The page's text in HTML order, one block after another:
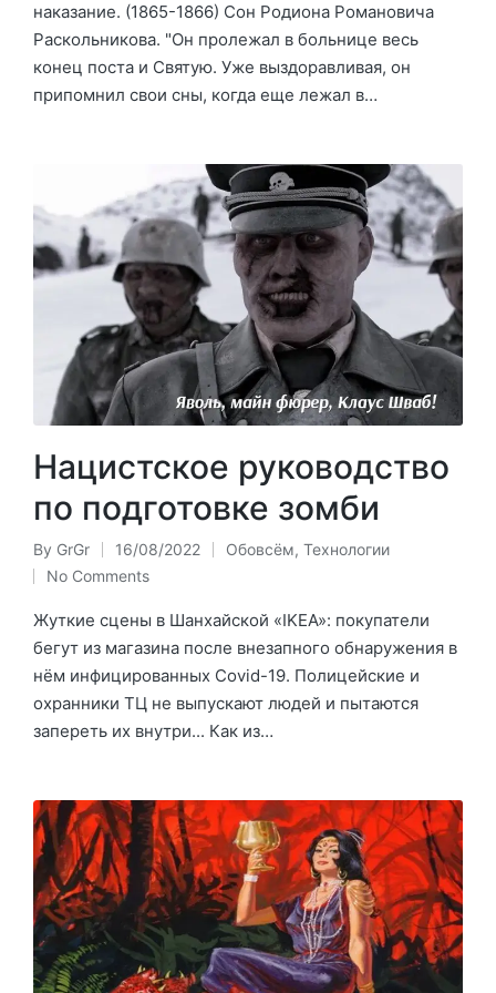
наказание. (1865-1866) Сон Родиона Романовича
Раскольникова. "Он пролежал в больнице весь
конец поста и Святую. Уже выздоравливая, он
припомнил свои сны, когда еще лежал в…
Нацистское руководство
по подготовке зомби
Posted
by
By GrGr 16/08/2022
Posted
Обовсём, Технологии
No Comments
Жуткие сцены в Шанхайской «IKEA»: покупатели
бегут из магазина после внезапного обнаружения в
нём инфицированных Covid-19. Полицейские и
охранники ТЦ не выпускают людей и пытаются
запереть их внутри... Как из…